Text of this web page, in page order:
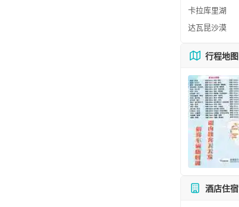
卡拉库里湖
达瓦昆沙漠
行程地图
酒店住宿